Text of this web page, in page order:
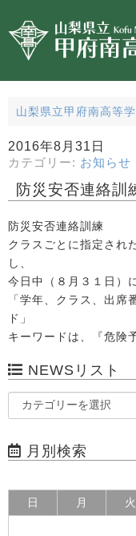
山梨県立甲府南高等
2016年8月31日
カテゴリー: お知らせ
防災安否連絡訓
防災安否連絡訓練
クラスごとに指定され
し、
今日中（８月３１日）
「学年、クラス、出席
ド」
キーワードは、『危険
NEWSリスト
月別検索
日 月 火